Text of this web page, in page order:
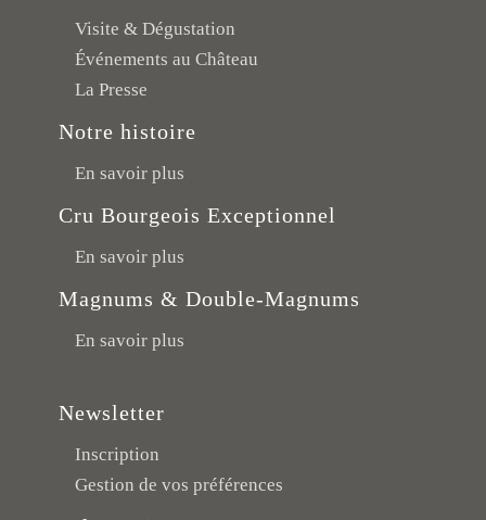
Visite & Dégustation
Événements au Château
La Presse
Notre histoire
En savoir plus
Cru Bourgeois Exceptionnel
En savoir plus
Magnums & Double-Magnums
En savoir plus
Newsletter
Inscription
Gestion de vos préférences